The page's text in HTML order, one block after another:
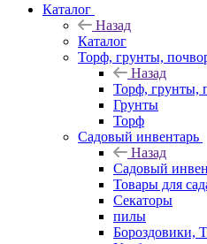
Каталог
Назад
Каталог
Торф, грунты,
Назад
Торф, грунты,
Грунты
Торф
Садовый инвентарь
Назад
Садовый
Товары для
Секаторы
пилы
Бороздовики,